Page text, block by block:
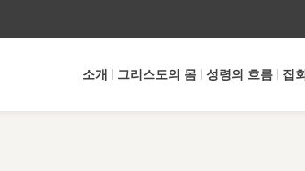
소개 그리스도의 몸 성령의 흐름 집